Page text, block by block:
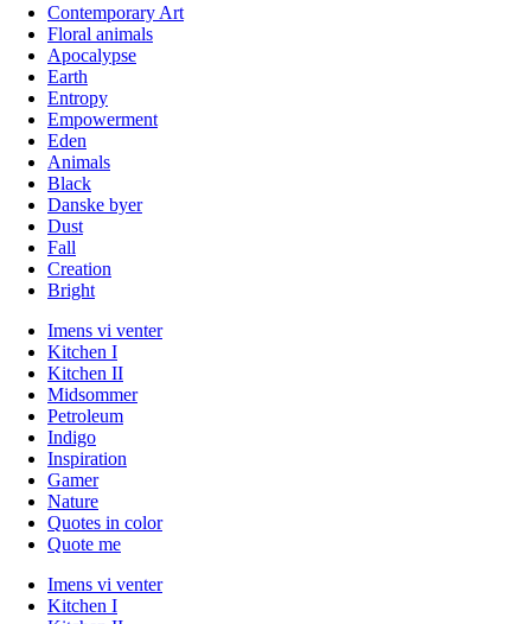
Contemporary Art
Floral animals
Apocalypse
Earth
Entropy
Empowerment
Eden
Animals
Black
Danske byer
Dust
Fall
Creation
Bright
Imens vi venter
Kitchen I
Kitchen II
Midsommer
Petroleum
Indigo
Inspiration
Gamer
Nature
Quotes in color
Quote me
Imens vi venter
Kitchen I